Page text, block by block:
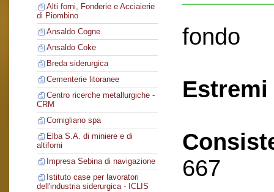
Alti forni, Fonderie e Acciaierie
di Piombino
Ansaldo Cogne
Ansaldo Coke
Breda siderurgica
Cementerie litoranee
Centro ricerche metallurgiche -
CRM
Cornigliano spa
Elba S.A. di miniere e di
altiforni
Impresa Sebina di navigazione
Istituto case per lavoratori
dell'industria siderurgica - ICLIS
fondo
667